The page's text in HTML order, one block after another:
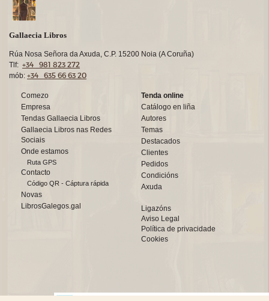
Gallaecia Libros
Rúa Nosa Señora da Axuda, C.P. 15200 Noia (A Coruña)
Tlf: +34 981 823 272
mób: +34 635 66 63 20
Comezo
Empresa
Tendas Gallaecia Libros
Gallaecia Libros nas Redes
Sociais
Onde estamos
Ruta GPS
Contacto
Código QR - Cáptura rápida
Novas
LibrosGalegos.gal
Tenda online
Catálogo en liña
Autores
Temas
Destacados
Clientes
Pedidos
Condicións
Axuda
Ligazóns
Aviso Legal
Política de privacidade
Cookies